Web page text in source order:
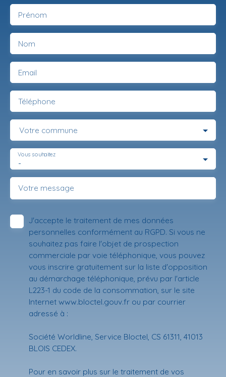
Prénom
Nom
Email
Téléphone
Votre commune
-
Vous souhaitez
Votre message
J'accepte le traitement de mes données
personnelles conformément au RGPD. Si vous ne
souhaitez pas faire l'objet de prospection
commerciale par voie téléphonique, vous pouvez
vous inscrire gratuitement sur la liste d'opposition
au démarchage téléphonique, prévu par l'article
L223-1 du code de la consommation, sur le site
Internet www.bloctel.gouv.fr ou par courrier
adressé à :
Société Worldline, Service Bloctel, CS 61311, 41013
BLOIS CEDEX.
Pour en savoir plus sur le traitement de vos